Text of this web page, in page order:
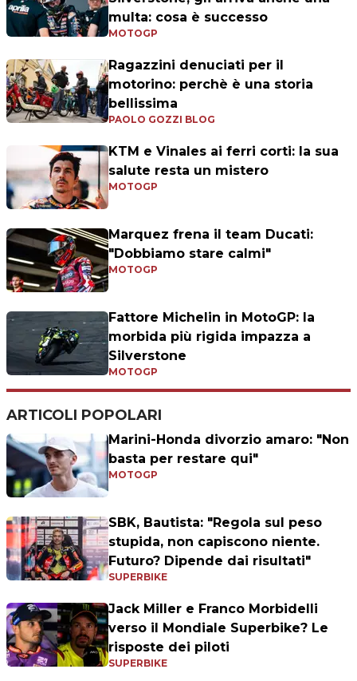
multa: cosa è successo
MOTOGP
Ragazzini denuciati per il
motorino: perchè è una storia
bellissima
PAOLO GOZZI BLOG
KTM e Vinales ai ferri corti: la sua
salute resta un mistero
MOTOGP
Marquez frena il team Ducati:
"Dobbiamo stare calmi"
MOTOGP
Fattore Michelin in MotoGP: la
morbida più rigida impazza a
Silverstone
MOTOGP
ARTICOLI POPOLARI
Marini-Honda divorzio amaro: "Non
basta per restare qui"
MOTOGP
SBK, Bautista: "Regola sul peso
stupida, non capiscono niente.
Futuro? Dipende dai risultati"
SUPERBIKE
Jack Miller e Franco Morbidelli
verso il Mondiale Superbike? Le
risposte dei piloti
SUPERBIKE